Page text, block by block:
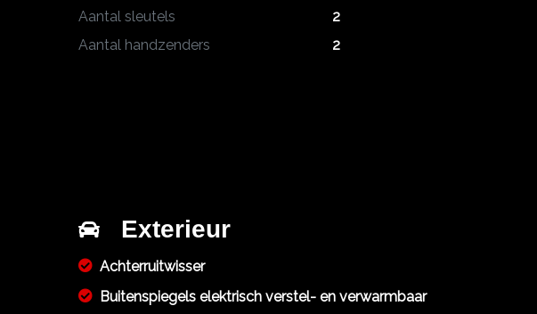
Aantal sleutels
2
Aantal handzenders
2
Exterieur
Achterruitwisser
Buitenspiegels elektrisch verstel- en verwarmbaar